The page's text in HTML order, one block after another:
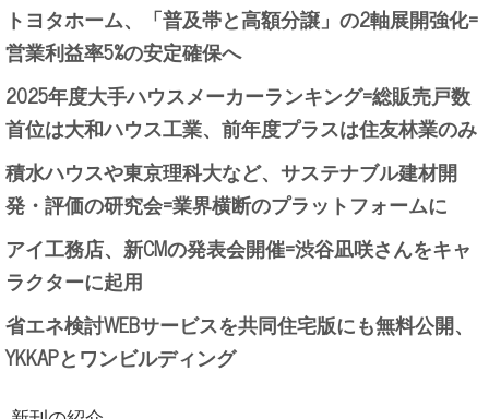
トヨタホーム、「普及帯と高額分譲」の2軸展開強化=
営業利益率5%の安定確保へ
2025年度大手ハウスメーカーランキング=総販売戸数
首位は大和ハウス工業、前年度プラスは住友林業のみ
積水ハウスや東京理科大など、サステナブル建材開
発・評価の研究会=業界横断のプラットフォームに
アイ工務店、新CMの発表会開催=渋谷凪咲さんをキャ
ラクターに起用
省エネ検討WEBサービスを共同住宅版にも無料公開、
YKKAPとワンビルディング